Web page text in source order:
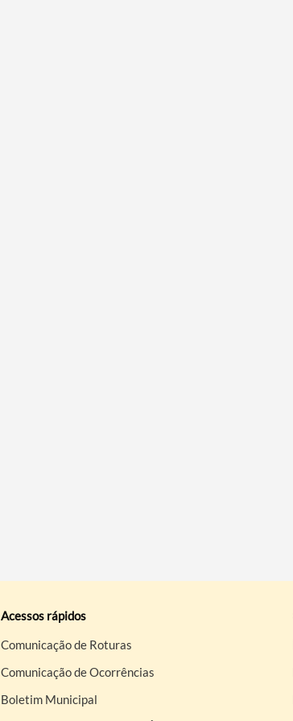
Acessos rápidos
Comunicação de Roturas
Comunicação de Ocorrências
Boletim Municipal